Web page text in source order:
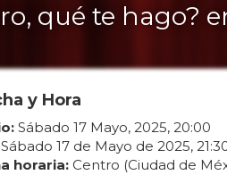
qué te hago?
y Hora
Sábado 17 Mayo, 2025, 20:00
Sábado 17de Mayo de 2025, 21:
horaria: Centro (Ciudad de